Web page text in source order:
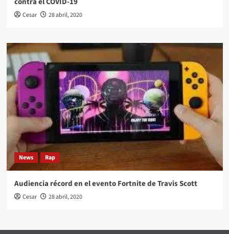
Cesar 28 abril, 2020
News Rap
Audiencia récord en el evento Fortnite de Travis Scott
Cesar 28 abril, 2020